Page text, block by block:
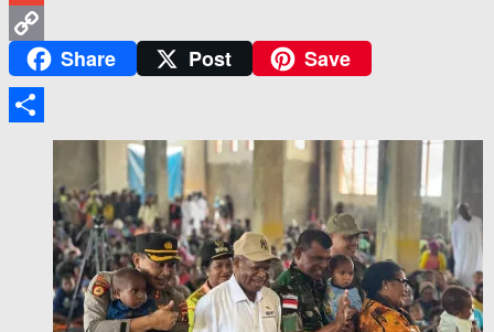
Gmail
Copy
Link
Share Post Save